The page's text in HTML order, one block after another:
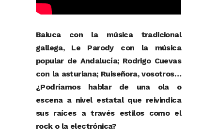
Baiuca con la música tradicional
gallega, Le Parody con la música
popular de Andalucía; Rodrigo Cuevas
con la asturiana; Ruiseñora, vosotros…
¿Podríamos hablar de una ola o
escena a nivel estatal que reivindica
sus raíces a través estilos como el
rock o la electrónica?